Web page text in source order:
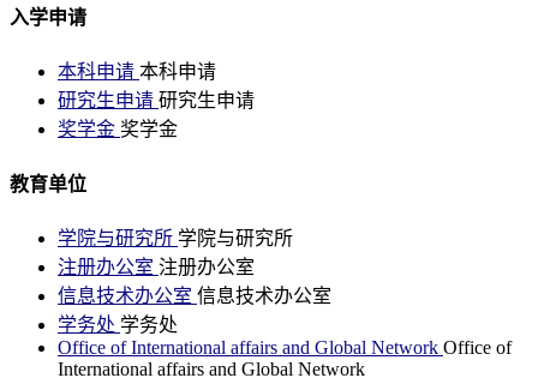
入学申请
本科申请 本科申请
研究生申请 研究生申请
奖学金 奖学金
教育单位
学院与研究所 学院与研究所
注册办公室 注册办公室
信息技术办公室 信息技术办公室
学务处 学务处
Office of International affairs and Global Network Office of
International affairs and Global Network